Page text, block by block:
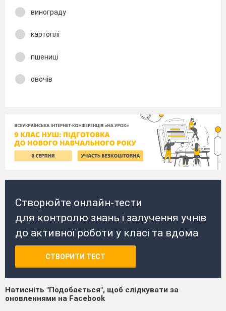
винограду
картоплі
пшениці
овочів
Створюйте онлайн-тести
для контролю знань і залучення учнів
до активної роботи у класі та вдома
СТВОРИТИ ТЕСТ
Натисніть "Подобається", щоб слідкувати за
оновленнями на Facebook